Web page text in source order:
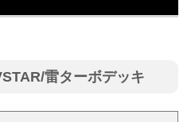
雷ターボデッキ